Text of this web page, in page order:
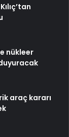
nükleer
araç kararı